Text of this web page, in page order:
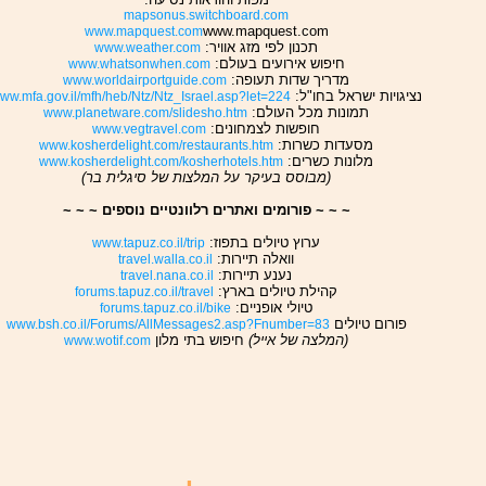
mapsonus.switchboard.com
www.mapquest.comwww.mapquest.com
תכנון לפי מזג אוויר: www.weather.com
חיפוש אירועים בעולם:www.whatsonwhen.com
מדריך שדות תעופה: www.worldairportguide.com
נציגויות ישראל בחו"ל: mfh/heb/Ntz/Ntz_Israel.asp?let=224
תמונות מכל העולם: www.planetware.com/slidesho.htm
חופשות לצמחונים: www.vegtravel.com
מסעדות כשרות: www.kosherdelight.com/restaurants.htm
מלונות כשרים: www.kosherdelight.com/kosherhotels.htm
(מבוסס בעיקר על המלצות של סיגלית בר)
~ ~ ~ פורומים ואתרים רלוונטיים נוספים ~ ~ ~
ערוץ טיולים בתפוז: www.tapuz.co.il/trip
וואלה תיירות: travel.walla.co.il
נענע תיירות: travel.nana.co.il
קהילת טיולים בארץ: forums.tapuz.co.il/travel
טיולי אופניים: forums.tapuz.co.il/bike
פורום טיוליםwww.bsh.co.il/Forums/AllMessages2.asp?Fnumber=83
(המלצה של אייל) חיפוש בתי מלון www.wotif.com